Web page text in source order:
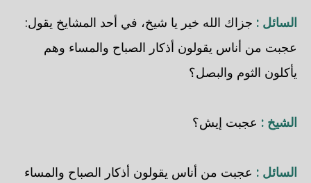
السائل : جزاك الله خير يا شيخ، في أحد المشايخ يقول:
عجبت من أناس يقولون أذكار الصباح والمساء وهم
يأكلون الثوم والبصل؟
الشيخ : عجبت إيش؟
السائل : عجبت من أناس يقولون أذكار الصباح والمساء